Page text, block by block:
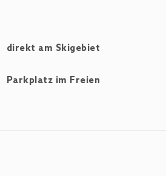
direkt am Skigebiet
Parkplatz im Freien